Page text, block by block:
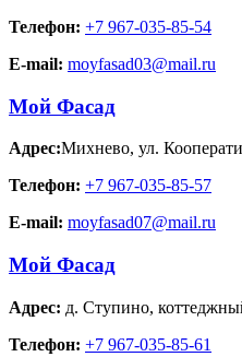
Телефон: +7 967-035-85-54
E-mail: moyfasad03@mail.ru
Мой Фасад
Адрес:Михнево, ул.
Телефон: +7 967-035-85-57
E-mail: moyfasad07@mail.ru
Мой Фасад
Адрес: д. Ступино,
Телефон: +7 967-035-85-61